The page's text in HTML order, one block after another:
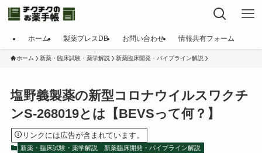
ホーム 製薬プレスDB お問い合わせ 情報共有フォーム
ホーム 新薬・臨床試験・薬学解説 新薬臨床開発・パイプライン解説
塩野義製薬の新型コロナウイルスワクチ
ンS-268019とは【BEVSって何？】
リンクには広告が含まれています。
新薬・臨床試験・薬学解説 新薬臨床開発・パイプライン解説